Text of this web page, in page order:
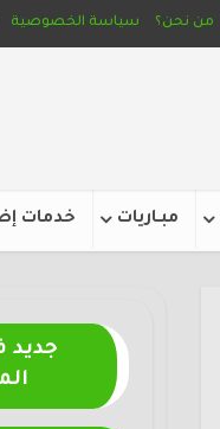
من نحن؟ سياسة الخصوصية
مبـاريات خدمات